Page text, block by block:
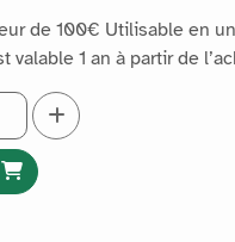
de 100€ Utilisable en
valable 1 an à partir de